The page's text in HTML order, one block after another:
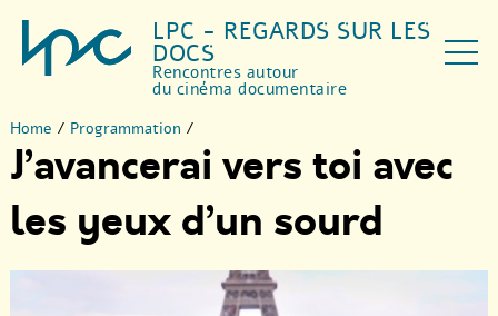
LPC - REGARDS SUR LES
DOCS
Rencontres autour
du cinéma documentaire
Home / Programmation /
J’avancerai vers toi avec
les yeux d’un sourd